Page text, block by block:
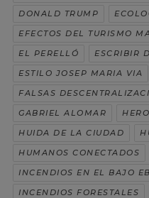
DONALD TRUMP
EFECTOS DEL TURISMO
EL PERELLÓ
ESCRIBIR
ESTILO JOSEP MARIA VIA
FALSAS
GABRIEL ALOMAR
HUIDA DE LA CIUDAD
HUMANOS CONECTADOS
INCENDIOS EN EL BAJO
INCENDIOS FORESTALES